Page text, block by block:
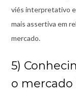
viés interpretativo e
mais assertiva em
mercado.
5)
o